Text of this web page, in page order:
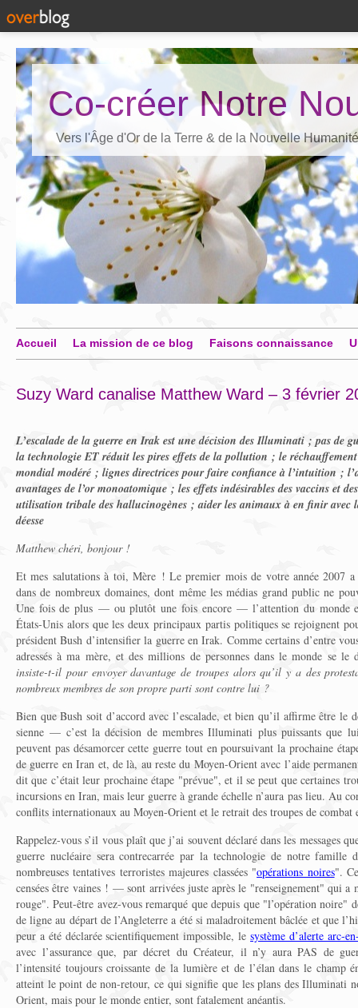
Co-créer Notre
Vers l'Âge d'Or de la Terre & de la Nouvelle Humanité
Accueil La mission de ce blog Faisons connaissance
Suzy Ward canalise Matthew Ward – 3 février
L’escalade de la guerre en Irak est une décision des Illuminati ; pas de
la technologie ET réduit les pires effets de la pollution ; le
mondial modéré ; lignes directrices pour faire confiance à l’intuition ;
avantages de l’or monoatomique ; les effets indésirables des vaccins et
utilisation tribale des hallucinogènes ; aider les animaux à en finir avec
déesse
Matthew chéri, bonjour !
Et mes salutations à toi, Mère ! Le premier mois de votre année 2007
dans de nombreux domaines, dont même les médias grand public ne
Une fois de plus — ou plutôt une fois encore — l’attention du monde
États-Unis alors que les deux principaux partis politiques se rejoignent
président Bush d’intensifier la guerre en Irak. Comme certains d’entre
adressés à ma mère, et des millions de personnes dans le monde se le
insiste-t-il pour envoyer davantage de troupes alors qu’il y a des
nombreux membres de son propre parti sont contre lui ?
Bien que Bush soit d’accord avec l’escalade, et bien qu’il affirme être le
sienne — c’est la décision de membres Illuminati plus puissants que
peuvent pas désamorcer cette guerre tout en poursuivant la prochaine
de guerre en Iran et, de là, au reste du Moyen-Orient avec l’aide
dit que c’était leur prochaine étape "prévue", et il se peut que certaines
incursions en Iran, mais leur guerre à grande échelle n’aura pas lieu. Au
conflits internationaux au Moyen-Orient et le retrait des troupes de combat
Rappelez-vous s’il vous plaît que j’ai souvent déclaré dans les messages
guerre nucléaire sera contrecarrée par la technologie de notre famille
nombreuses tentatives terroristes majeures classées "opérations noires".
censées être vaines ! — sont arrivées juste après le "renseignement" qui a
rouge". Peut-être avez-vous remarqué que depuis que "l’opération noire"
de ligne au départ de l’Angleterre a été si maladroitement bâclée et que
peur a été déclarée scientifiquement impossible, lesystème d’alerte arc-
avec l’assurance que, par décret du Créateur, il n’y aura PAS de
l’intensité toujours croissante de la lumière et de l’élan dans le champ
atteint le point de non-retour, ce qui signifie que les plans des Illuminati
Orient, mais pour le monde entier, sont fatalement anéantis.